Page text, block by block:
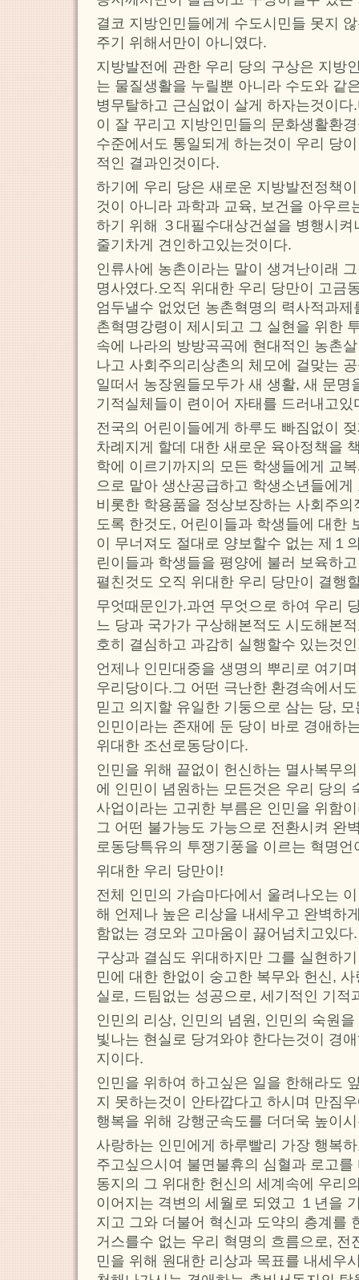
결코 지방인민들에게 수도시민들 못지
주기 위해서만이 아니였다.
지방발전에 관한 우리 당의 구상은 지방
는 물질생활을 누릴뿐 아니라 수도와 같
병무탈하고 근심없이 살게 하자는것이
이 잘 꾸리고 지방인민들의 문화생활환
수준에서도 통일되게 하는것이 우리 당
적인 결과인것이다.
하기에 우리 당은 새로운 지방발전정책
것이 아니라 과학과 교육, 보건을 아우르
하기 위해 ３대필수대상건설을 병행시
줄기차게 견인하고있는것이다.
인류사에 농촌이라는 말이 생겨난이래
명사였다.오직 위대한 우리 당만이 고금
엄두낼수 없었던 농촌혁명의 력사적과
촌혁명강령이 제시되고 그 실현을 위한
속에 나라의 방방곡곡에 현대적인 농촌
나고 사회주의리상촌의 체모에 걸맞는
일떠서 농장원들모두가 새 생활, 새 문명
기적실체들이 련이어 자태를 드러내고있
전국의 어린이들에게 하루도 빠짐없이
차례지게 할데 대한 새로운 육아정책을
학에 이르기까지의 모든 학생들에게 교
으로 맡아 생산공급하고 학생소년들에
비롯한 학용품을 정상보장하는 사회주
도록 한것도, 어린이들과 학생들에 대한
이 무너져도 절대로 양보할수 없는 제１
린이들과 학생들을 평양에 불러 보육하
펼친것도 오직 위대한 우리 당만이 결행
무엇때문인가.과연 무엇으로 하여 우리
느 당과 국가가 구상해본적도 시도해본
호히 결심하고 과감히 실행할수 있는것
언제나 인민대중을 생명의 뿌리로 여기
우리당이다.그 어떤 극난한 환경속에서
믿고 의지할 유일한 기둥으로 삼는 당,
인민이라는 존재에 둔 당이 바로 경애하
위대한 조선로동당이다.
인민을 위해 끝없이 헌신하는 멸사복무
에 인민이 념원하는 모든것은 우리 당의
사업이라는 고귀한 부름은 인민을 위함
그 어떤 불가능도 가능으로 전환시켜 완
로동당특유의 투쟁기풍을 이르는 혁명언
위대한 우리 당만이!
전체 인민의 가슴마다에서 울려나오는
해 언제나 높은 리상을 내세우고 완벽하
함없는 경모와 고마움이 끓어넘치고있다.
구상과 결심도 위대하지만 그를 실현하
민에 대한 한없이 숭고한 복무와 헌신,
실로, 드팀없는 성공으로, 세기적인 기적
인민의 리상, 인민의 념원, 인민의 숙원
빛나는 현실로 당겨와야 한다는것이 경
지이다.
인민을 위하여 하고싶은 일을 한해라도
지 못하는것이 안타깝다고 하시며 만짐
행복을 위해 강행군속도를 더더욱 높이
사랑하는 인민에게 하루빨리 가장 행복
주고싶으시여 불면불휴의 심혈과 로고
동지의 그 위대한 헌신의 세계속에 우리
이어지는 격변의 세월로 되였고 １년을
지고 그와 더불어 혁신과 도약의 층계를
거스를수 없는 우리 혁명의 흐름으로, 전
민을 위해 원대한 리상과 목표를 내세우